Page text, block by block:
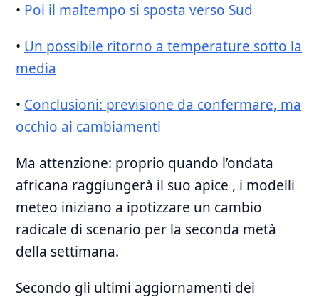
• Poi il maltempo si sposta verso Sud
• Un possibile ritorno a temperature sotto la
media
• Conclusioni: previsione da confermare, ma
occhio ai cambiamenti
Ma attenzione: proprio quando l’ondata
africana raggiungerà il suo apice , i modelli
meteo iniziano a ipotizzare un cambio
radicale di scenario per la seconda metà
della settimana.
Secondo gli ultimi aggiornamenti dei